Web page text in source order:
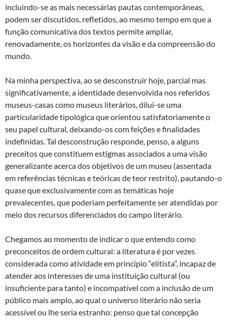
incluindo-se as mais necessárias pautas contemporâneas,
podem ser discutidos, refletidos, ao mesmo tempo em que a
função comunicativa dos textos permite ampliar,
renovadamente, os horizontes da visão e da compreensão do
mundo.
Na minha perspectiva, ao se desconstruir hoje, parcial mas
significativamente, a identidade desenvolvida nos referidos
museus-casas como museus literários, dilui-se uma
particularidade tipológica que orientou satisfatoriamente o
seu papel cultural, deixando-os com feições e finalidades
indefinidas. Tal desconstrução responde, penso, a alguns
preceitos que constituem estigmas associados a uma visão
generalizante acerca dos objetivos de um museu (assentada
em referências técnicas e teóricas de teor restrito), pautando-o
quase que exclusivamente com as temáticas hoje
prevalecentes, que poderiam perfeitamente ser atendidas por
meio dos recursos diferenciados do campo literário.
Chegamos ao momento de indicar o que entendo como
preconceitos de ordem cultural: a literatura é por vezes
considerada como atividade em princípio “elitista”, incapaz de
atender aos interesses de uma instituição cultural (ou
insuficiente para tanto) e incompatível com a inclusão de um
público mais amplo, ao qual o universo literário não seria
acessível ou lhe seria estranho: penso que tal concepção